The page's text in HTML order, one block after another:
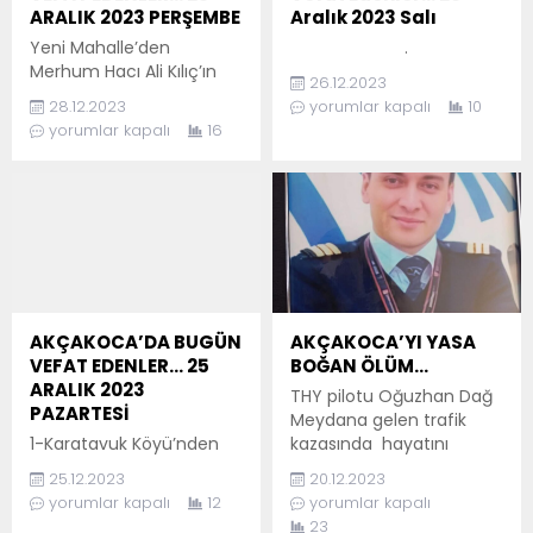
ARALIK 2023 PERŞEMBE
Yeni Mahalle’den
Merhum Hacı Ali Kılıç’ın
oğlu Nagihan Baykan’ın
ağabeyi, ADNAN KILIÇ
vefat etmiştir. Cenazesi
28.12.2023
yorumlar kapalı
16
Aralık 2023 Salı
.
26.12.2023
yorumlar kapalı
10
AKÇAKOCA’DA BUGÜN
VEFAT EDENLER… 25
ARALIK 2023
PAZARTESİ
1-Karatavuk Köyü’nden
Merhum Ahmet
Postoğlu’nun torunu
Kemal Postoğlu’nun oğlu
25.12.2023
yorumlar kapalı
12
AKÇAKOCA’YI YASA
BOĞAN ÖLÜM…
THY pilotu Oğuzhan Dağ
Meydana gelen trafik
kazasında hayatını
kaybetti. Arnavutköy
Kuzey Marmara
Otoyolu’nda 02.00
20.12.2023
yorumlar kapalı
23